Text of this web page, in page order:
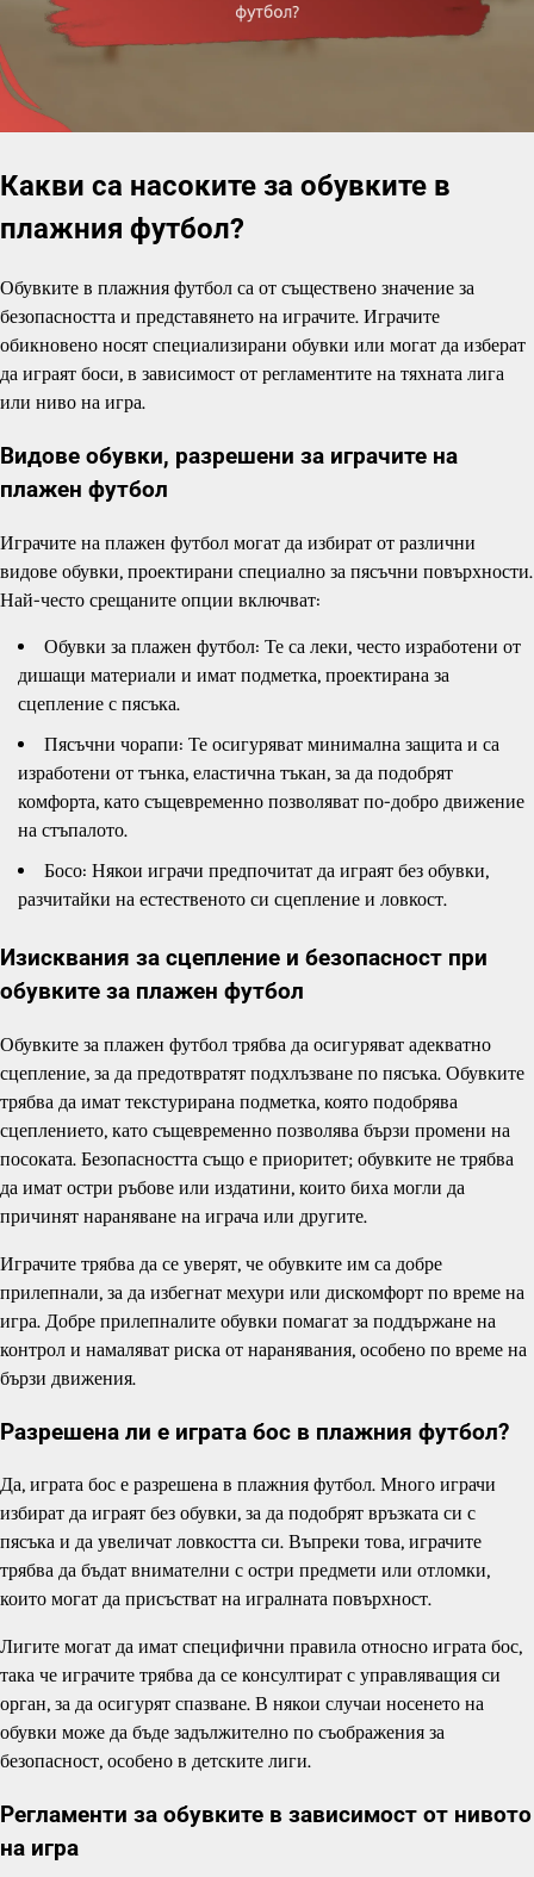
Какви са насоките за обувките в
плажния футбол?
Обувките в плажния футбол са от съществено значение за
безопасността и представянето на играчите. Играчите
обикновено носят специализирани обувки или могат да изберат
да играят боси, в зависимост от регламентите на тяхната лига
или ниво на игра.
Видове обувки, разрешени за играчите на
плажен футбол
Играчите на плажен футбол могат да избират от различни
видове обувки, проектирани специално за пясъчни повърхности.
Най-често срещаните опции включват:
Обувки за плажен футбол: Те са леки, често изработени от
дишащи материали и имат подметка, проектирана за
сцепление с пясъка.
Пясъчни чорапи: Те осигуряват минимална защита и са
изработени от тънка, еластична тъкан, за да подобрят
комфорта, като същевременно позволяват по-добро движение
на стъпалото.
Босо: Някои играчи предпочитат да играят без обувки,
разчитайки на естественото си сцепление и ловкост.
Изисквания за сцепление и безопасност при
обувките за плажен футбол
Обувките за плажен футбол трябва да осигуряват адекватно
сцепление, за да предотвратят подхлъзване по пясъка. Обувките
трябва да имат текстурирана подметка, която подобрява
сцеплението, като същевременно позволява бързи промени на
посоката. Безопасността също е приоритет; обувките не трябва
да имат остри ръбове или издатини, които биха могли да
причинят нараняване на играча или другите.
Играчите трябва да се уверят, че обувките им са добре
прилепнали, за да избегнат мехури или дискомфорт по време на
игра. Добре прилепналите обувки помагат за поддържане на
контрол и намаляват риска от наранявания, особено по време на
бързи движения.
Разрешена ли е играта бос в плажния футбол?
Да, играта бос е разрешена в плажния футбол. Много играчи
избират да играят без обувки, за да подобрят връзката си с
пясъка и да увеличат ловкостта си. Въпреки това, играчите
трябва да бъдат внимателни с остри предмети или отломки,
които могат да присъстват на игралната повърхност.
Лигите могат да имат специфични правила относно играта бос,
така че играчите трябва да се консултират с управляващия си
орган, за да осигурят спазване. В някои случаи носенето на
обувки може да бъде задължително по съображения за
безопасност, особено в детските лиги.
Регламенти за обувките в зависимост от нивото
на игра